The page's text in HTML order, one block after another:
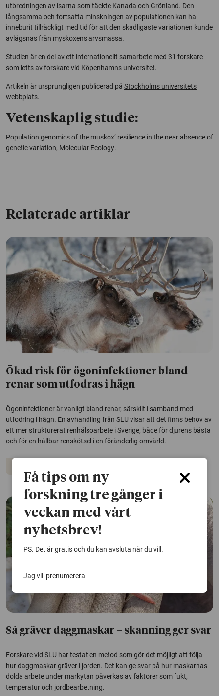
utbredningen av isarna som täckte Kanada och Grönland. Den
långsamma och fortsatta minskningen av populationen kan ha
inneburit tillräckligt med tid för att den skadligaste variationen kunde
avlägsnas från myskoxens arvsmassa.
Studien är en del av ett internationellt samarbete med 31 forskare
som letts av forskare vid Köpenhamns universitet.
Artikeln är ursprungligen publicerad på Stockholms universitets
webbplats.
Vetenskaplig studie:
Population genomics of the muskox’ resilience in the near absence of
genetic variation, Molecular Ecology.
Relaterade artiklar
Ökad risk för ögoninfektioner bland
renar som utfodras i hägn
Ögoninfektioner är vanligt bland renar, särskilt i samband med
utfodring i hägn. En avhandling från SLU visar att det finns behov av
ett mer strukturerat renhälsoarbete i Sverige, både för djurens bästa
och för en hållbar renskötsel i en föränderlig omvärld.
Så gräver daggmaskar – skanning ger svar
Forskare vid SLU har testat en metod som gör det möjligt att följa
hur daggmaskar gräver i jorden. Det kan ge svar på hur maskarnas
dolda arbete under markytan påverkas av faktorer som fukt,
temperatur och jordbearbetning.
Få tips om ny
forskning tre gånger i
veckan med vårt
nyhetsbrev!
PS. Det är gratis och du kan avsluta när du vill.
Jag vill prenumerera